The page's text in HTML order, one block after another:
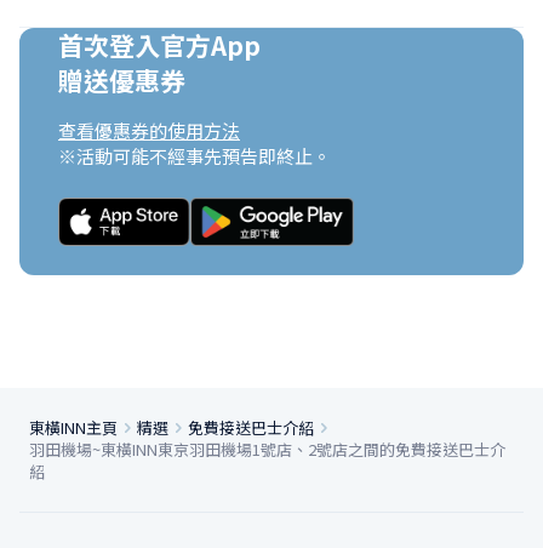
首次登入官方App
贈送優惠券
查看優惠券的使用方法
※活動可能不經事先預告即終止。
東橫INN主頁 精選
免費接送巴士介紹
羽田機場~東橫INN東京羽田機場1號店、2號店之間的免費接送巴士介
紹